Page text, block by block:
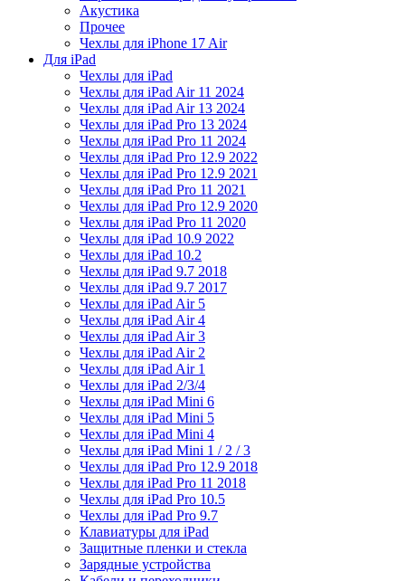
Акустика
Прочее
Чехлы для iPhone 17 Air
Для iPad
Чехлы для iPad
Чехлы для iPad Air 11 2024
Чехлы для iPad Air 13 2024
Чехлы для iPad Pro 13 2024
Чехлы для iPad Pro 11 2024
Чехлы для iPad Pro 12.9 2022
Чехлы для iPad Pro 12.9 2021
Чехлы для iPad Pro 11 2021
Чехлы для iPad Pro 12.9 2020
Чехлы для iPad Pro 11 2020
Чехлы для iPad 10.9 2022
Чехлы для iPad 10.2
Чехлы для iPad 9.7 2018
Чехлы для iPad 9.7 2017
Чехлы для iPad Air 5
Чехлы для iPad Air 4
Чехлы для iPad Air 3
Чехлы для iPad Air 2
Чехлы для iPad Air 1
Чехлы для iPad 2/3/4
Чехлы для iPad Mini 6
Чехлы для iPad Mini 5
Чехлы для iPad Mini 4
Чехлы для iPad Mini 1 / 2 / 3
Чехлы для iPad Pro 12.9 2018
Чехлы для iPad Pro 11 2018
Чехлы для iPad Pro 10.5
Чехлы для iPad Pro 9.7
Клавиатуры для iPad
Защитные пленки и стекла
Зарядные устройства